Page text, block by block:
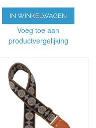
IN WINKELWAGEN
Voeg toe aan
productvergelijking